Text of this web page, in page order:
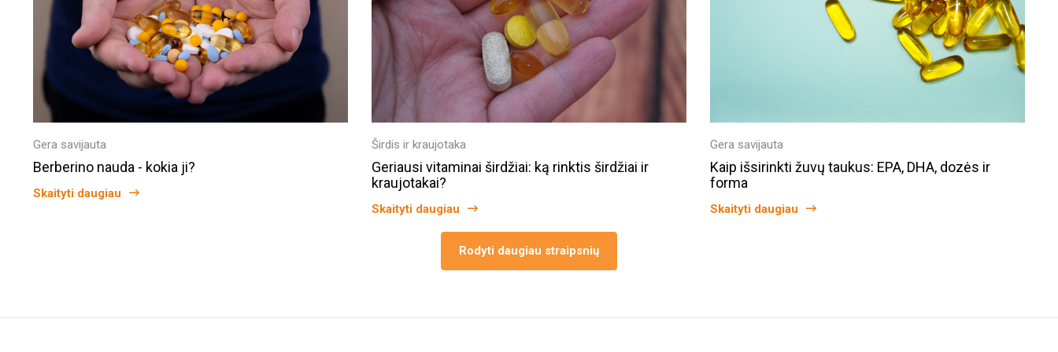
Gera savijauta
Berberino nauda - kokia ji?
Skaityti daugiau
Širdis ir kraujotaka
Geriausi vitaminai širdžiai: ką rinktis širdžiai ir
kraujotakai?
Skaityti daugiau
Gera savijauta
Kaip išsirinkti žuvų taukus: EPA, DHA, dozės ir
forma
Skaityti daugiau
Rodyti daugiau straipsnių